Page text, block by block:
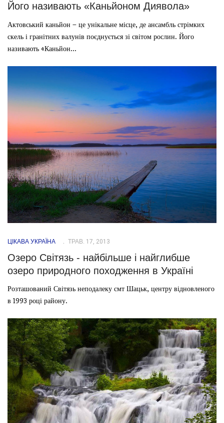
Його називають «Каньйоном Диявола»
Актовський каньйон – це унікальне місце, де ансамбль стрімких
скель і гранітних валунів поєднується зі світом рослин. Його
називають «Каньйон...
ЦІКАВА УКРАЇНА ТРАВ. 17, 2013
Озеро Світязь - найбільше і найглибше
озеро природного походження в Україні
Розташований Світязь неподалеку смт Шацьк, центру відновленого
в 1993 році району.